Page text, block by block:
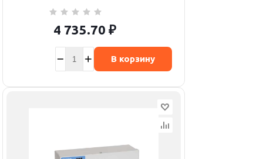
4 735.70 ₽
В корзину